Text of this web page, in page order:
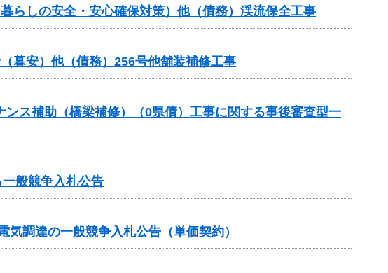
らしの安全・安心確保対策）他（債務）渓流保全工事
暮安）他（債務）256号他舗装補修工事
ス補助（橋梁補修）（0県債）工事に関する事後審査型一
般競争入札公告
調達の一般競争入札公告（単価契約）